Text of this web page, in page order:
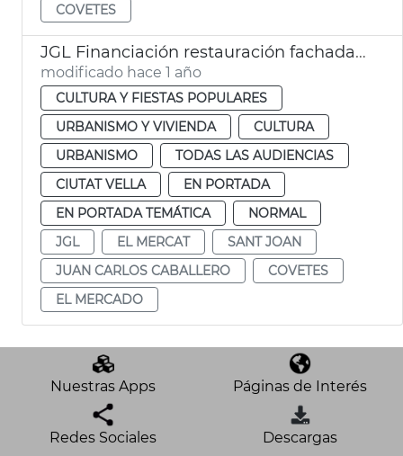
COVETES
JGL Financiación restauración fachada *Covetes de San Juan València
modificado hace 1 año
CULTURA Y FIESTAS POPULARES
URBANISMO Y VIVIENDA
CULTURA
URBANISMO
TODAS LAS AUDIENCIAS
CIUTAT VELLA
EN PORTADA
EN PORTADA TEMÁTICA
NORMAL
JGL
EL MERCAT
SANT JOAN
JUAN CARLOS CABALLERO
COVETES
EL MERCADO
Nuestras Apps Páginas de Interés
Redes Sociales Descargas